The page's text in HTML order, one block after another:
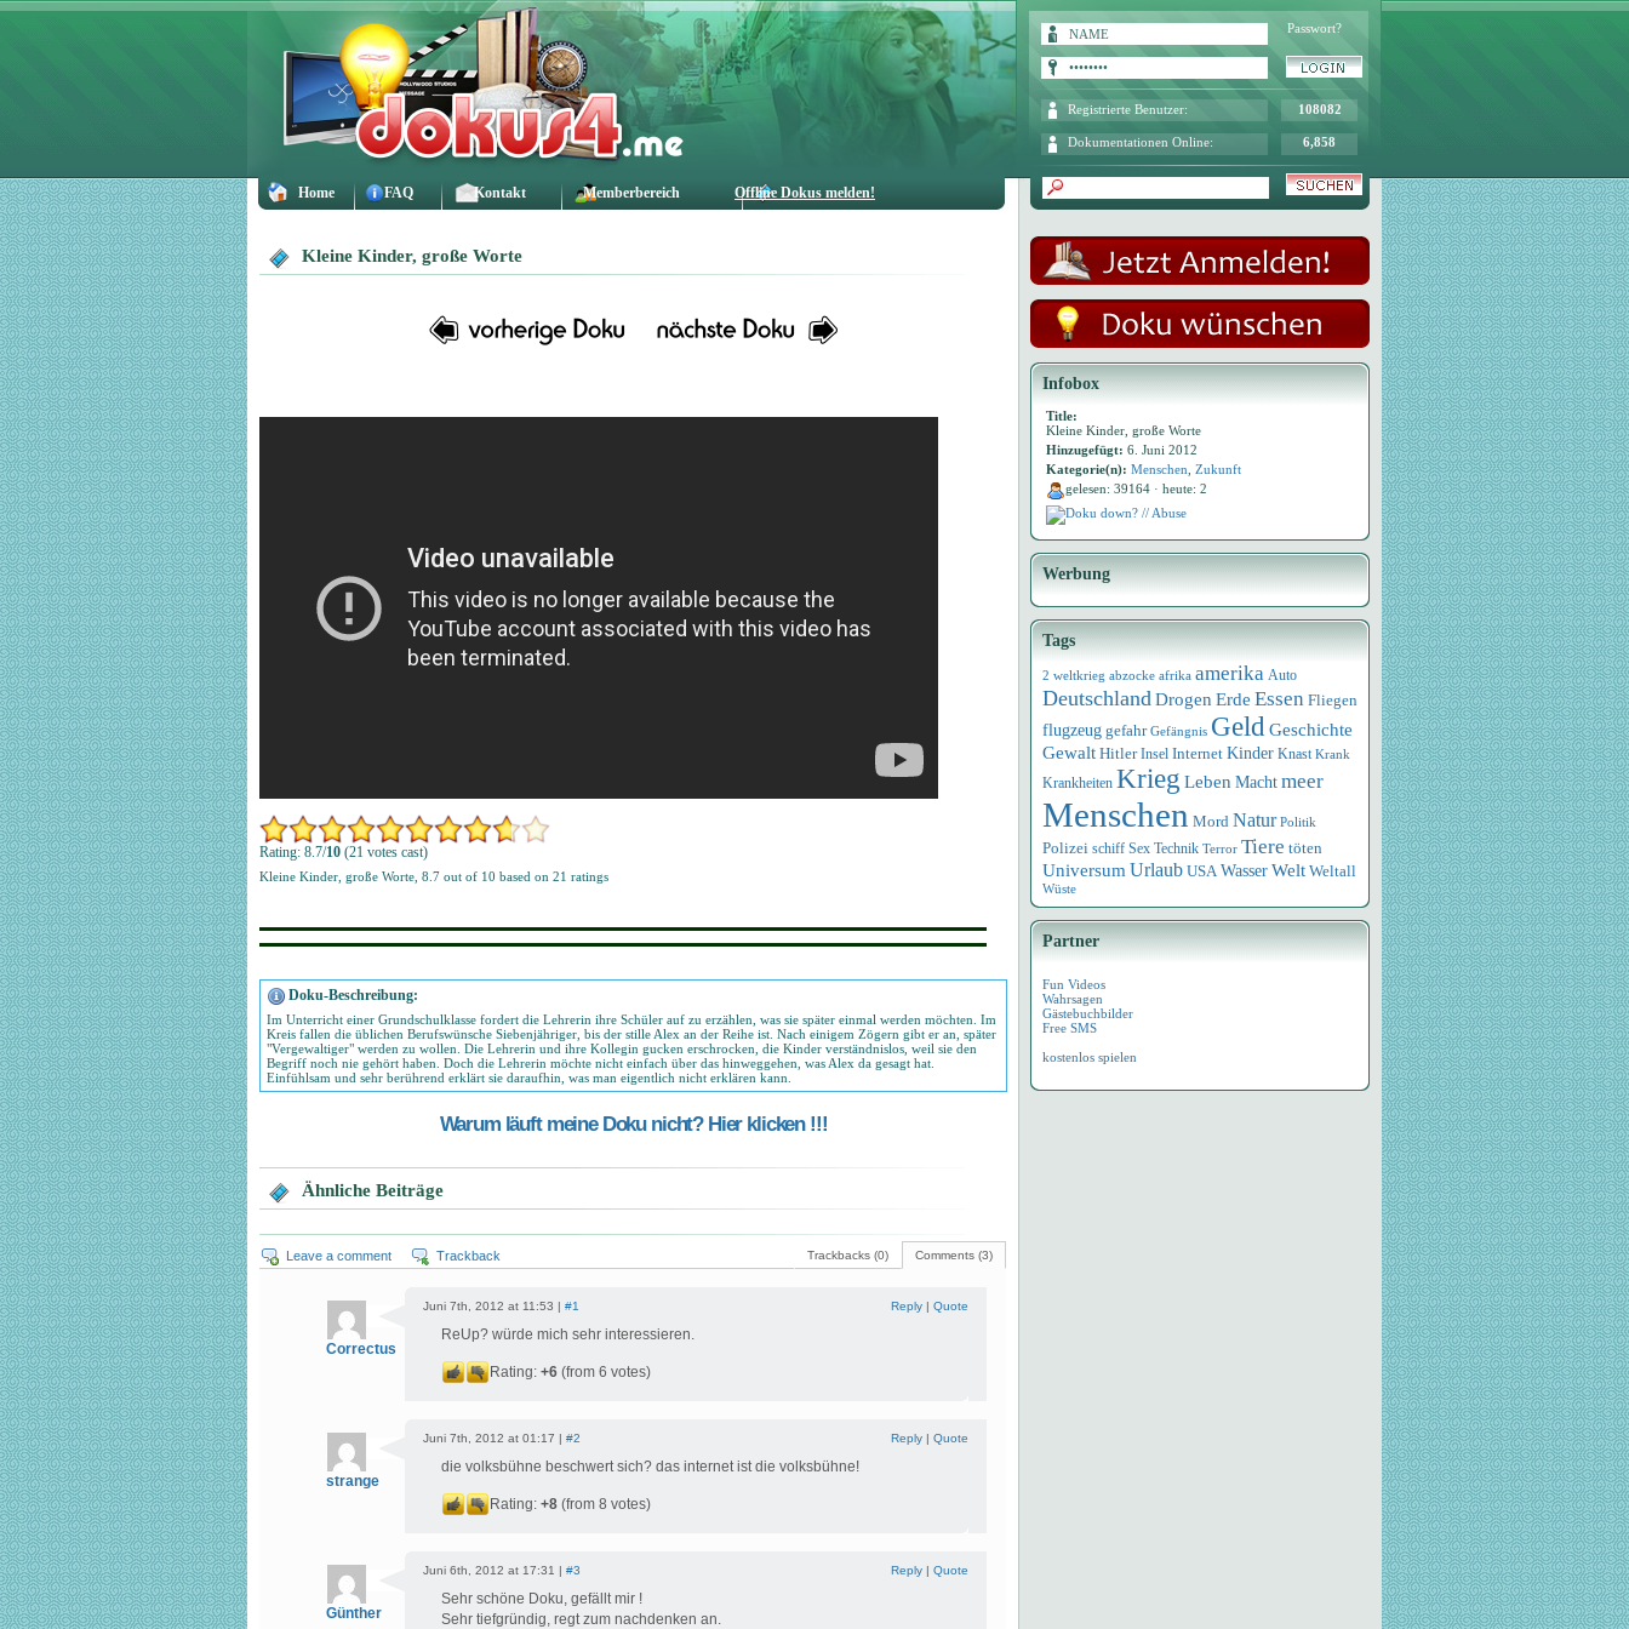
Home FAQ Kontakt Memberbereich Offline Dokus melden!
Passwort?
Registrierte Benutzer: 108082
Dokumentationen Online: 6,858
Kleine Kinder, große Worte
Rating: 8.7/10 (21 votes cast)
Kleine Kinder, große Worte 8.7 out of 10 based on 21 ratings
Doku-Beschreibung:
Im Unterricht einer Grundschulklasse fordert die Lehrerin ihre Schüler auf zu erzählen, was sie später einmal werden möchten. Im
Kreis fallen die üblichen Berufswünsche Siebenjähriger, bis der stille Alex an der Reihe ist. Nach einigem Zögern gibt er an, später
"Vergewaltiger" werden zu wollen. Die Lehrerin und ihre Kollegin gucken erschrocken, die Kinder verständnislos, weil sie den
Begriff noch nie gehört haben. Doch die Lehrerin möchte nicht einfach über das hinweggehen, was Alex da gesagt hat.
Einfühlsam und sehr berührend erklärt sie daraufhin, was man eigentlich nicht erklären kann.
Warum läuft meine Doku nicht? Hier klicken !!!
Ähnliche Beiträge
Comments (3)
Trackbacks (0)
Leave a comment Trackback
Correctus
Juni 7th, 2012 at 11:53 | #1 Reply | Quote
ReUp? würde mich sehr interessieren.
Rating: +6 (from 6 votes)
strange
Juni 7th, 2012 at 01:17 | #2 Reply | Quote
die volksbühne beschwert sich? das internet ist die volksbühne!
Rating: +8 (from 8 votes)
Günther
Juni 6th, 2012 at 17:31 | #3 Reply | Quote
Sehr schöne Doku, gefällt mir !
Sehr tiefgründig, regt zum nachdenken an.
Infobox
Title:
Kleine Kinder, große Worte
Hinzugefügt: 6. Juni 2012
Kategorie(n): Menschen Zukunft
gelesen: 39164 · heute: 2
Doku down? // Abuse
Werbung
Tags
2 weltkrieg abzocke afrika amerika Auto
DeutschlandDrogen Erde Essen Fliegen
flugzeug gefahr Gefängnis GeldGeschichte
Gewalt Hitler Insel Internet Kinder Knast Krank
Krankheiten Krieg Leben Macht meer
Menschen Mord Natur Politik
Polizei schiff Sex Technik Terror Tiere töten
Universum Urlaub USA WasserWelt Weltall
Wüste
Partner
Fun Videos
Wahrsagen
Gästebuchbilder
Free SMS
kostenlos spielen